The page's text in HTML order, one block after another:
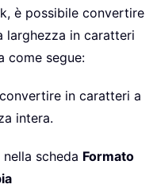
è possibile convertire
larghezza in caratteri
come segue:
in caratteri a
intera.
nella scheda Formato